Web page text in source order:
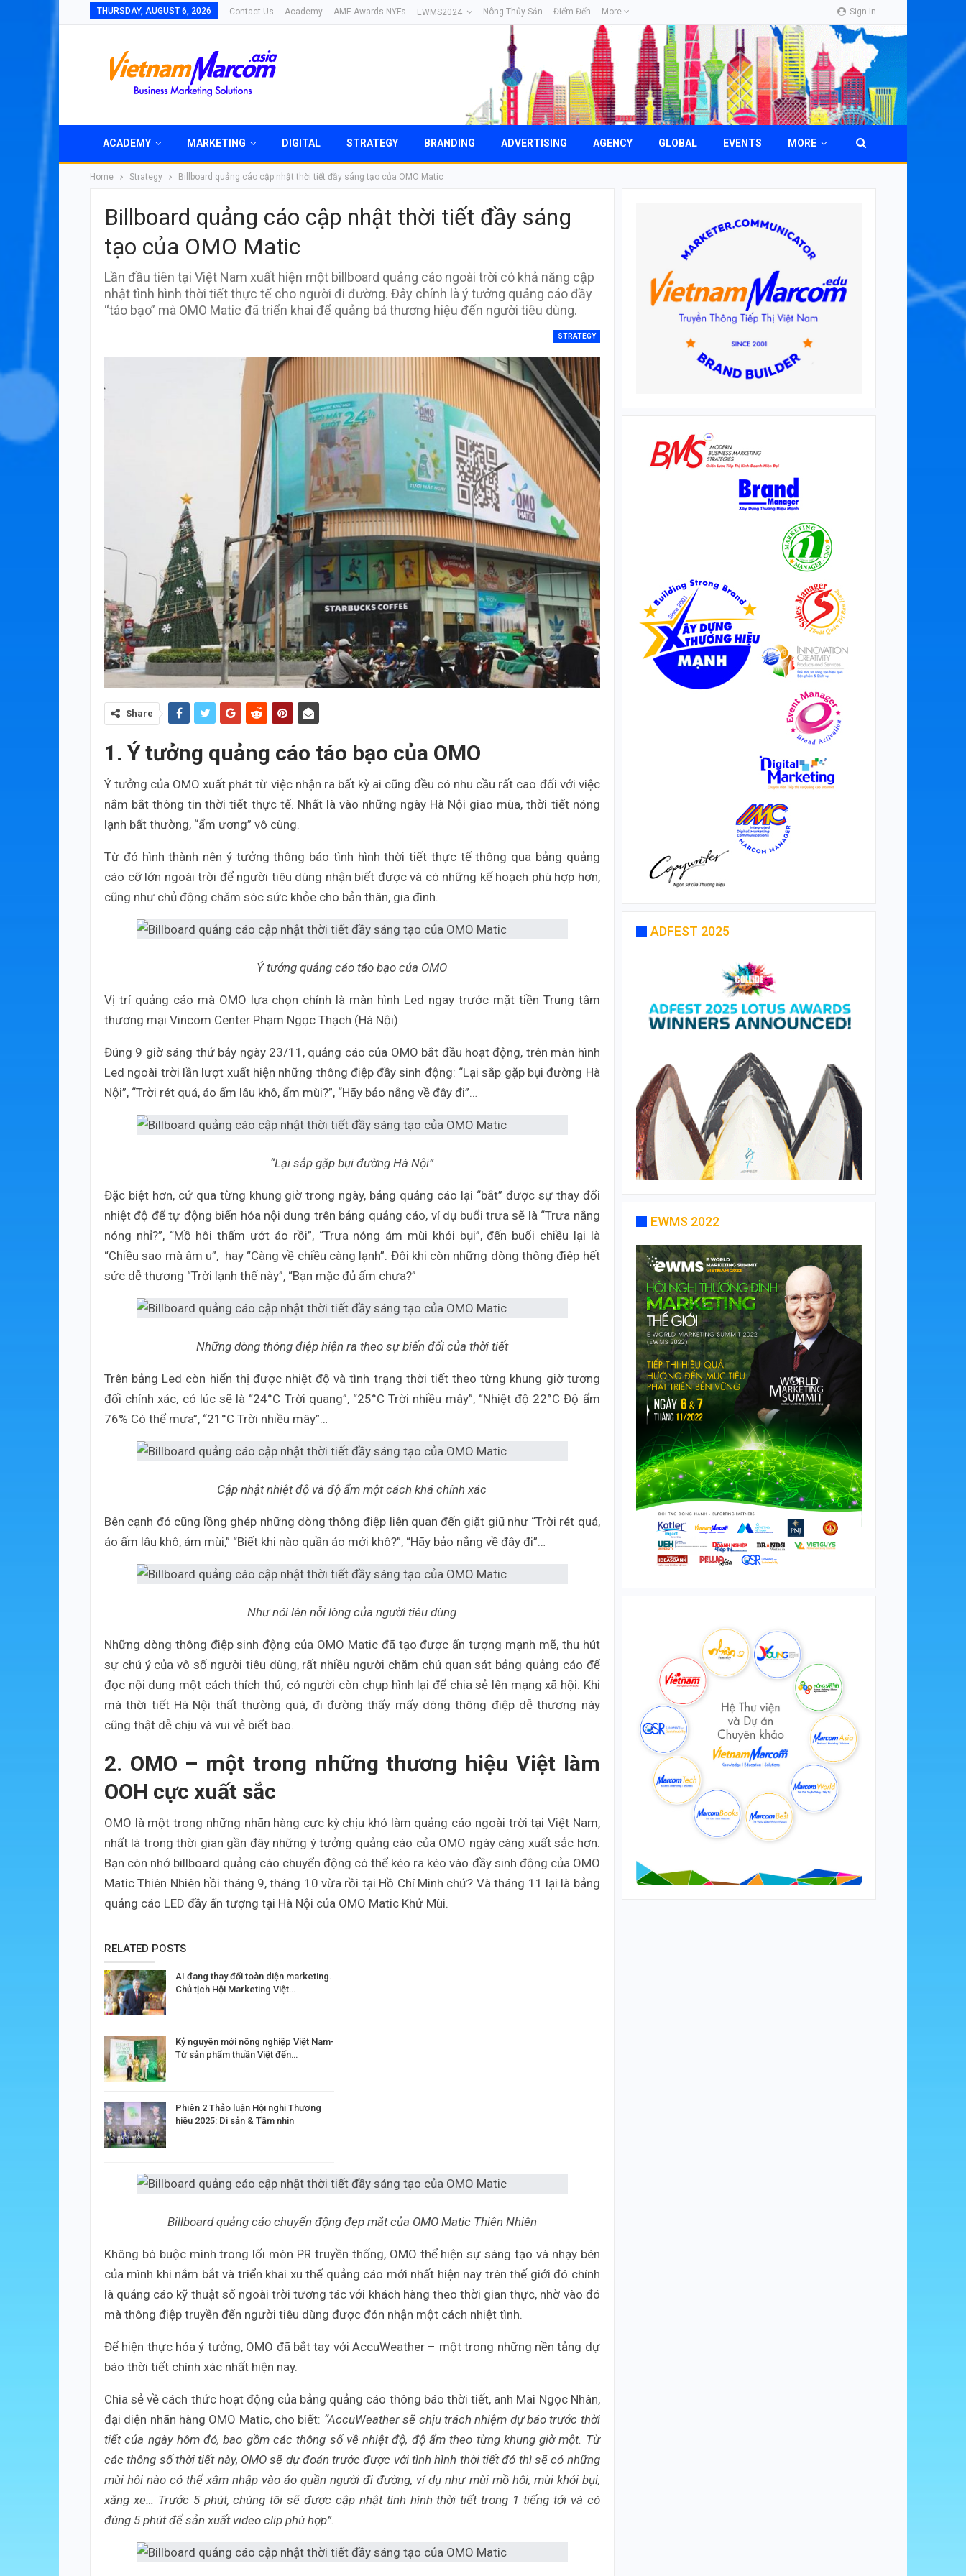
Sign In
THURSDAY, AUGUST 6, 2026 Contact Us Academy AME Awards NYFs EWMS2024 Nông Thủy Sản Điểm Đến More
ACADEMY MARKETING DIGITAL STRATEGY BRANDING ADVERTISING AGENCY GLOBAL EVENTS MORE
Home Strategy Billboard quảng cáo cập nhật thời tiết đầy sáng tạo của OMO Matic
Billboard quảng cáo cập nhật thời tiết đầy sáng
tạo của OMO Matic
Lần đầu tiên tại Việt Nam xuất hiện một billboard quảng cáo ngoài trời có khả năng cập
nhật tình hình thời tiết thực tế cho người đi đường. Đây chính là ý tưởng quảng cáo đầy
“táo bạo” mà OMO Matic đã triển khai để quảng bá thương hiệu đến người tiêu dùng.
STRATEGY
Share
1. Ý tưởng quảng cáo táo bạo của OMO
Ý tưởng của OMO xuất phát từ việc nhận ra bất kỳ ai cũng đều có nhu cầu rất cao đối với việc
nắm bắt thông tin thời tiết thực tế. Nhất là vào những ngày Hà Nội giao mùa, thời tiết nóng
lạnh bất thường, “ẩm ương” vô cùng.
Từ đó hình thành nên ý tưởng thông báo tình hình thời tiết thực tế thông qua bảng quảng
cáo cỡ lớn ngoài trời để người tiêu dùng nhận biết được và có những kế hoạch phù hợp hơn,
cũng như chủ động chăm sóc sức khỏe cho bản thân, gia đình.
Ý tưởng quảng cáo táo bạo của OMO
Vị trí quảng cáo mà OMO lựa chọn chính là màn hình Led ngay trước mặt tiền Trung tâm
thương mại Vincom Center Phạm Ngọc Thạch (Hà Nội)
Đúng 9 giờ sáng thứ bảy ngày 23/11, quảng cáo của OMO bắt đầu hoạt động, trên màn hình
Led ngoài trời lần lượt xuất hiện những thông điệp đầy sinh động: “Lại sắp gặp bụi đường Hà
Nội”, “Trời rét quá, áo ấm lâu khô, ẩm mùi?”, “Hãy bảo nắng về đây đi”…
“Lại sắp gặp bụi đường Hà Nội”
Đặc biệt hơn, cứ qua từng khung giờ trong ngày, bảng quảng cáo lại “bắt” được sự thay đổi
nhiệt độ để tự động biến hóa nội dung trên bảng quảng cáo, ví dụ buổi trưa sẽ là “Trưa nắng
nóng nhỉ?”, “Mồ hôi thấm ướt áo rồi”, “Trưa nóng ám mùi khói bụi”, đến buổi chiều lại là
“Chiều sao mà âm u”, hay “Càng về chiều càng lạnh”. Đôi khi còn những dòng thông điêp hết
sức dễ thương “Trời lạnh thế này”, “Bạn mặc đủ ấm chưa?”
Những dòng thông điệp hiện ra theo sự biến đổi của thời tiết
Trên bảng Led còn hiển thị được nhiệt độ và tình trạng thời tiết theo từng khung giờ tương
đối chính xác, có lúc sẽ là “24°C Trời quang”, “25°C Trời nhiều mây”, “Nhiệt độ 22°C Độ ẩm
76% Có thể mưa”, “21°C Trời nhiều mây”…
Cập nhật nhiệt độ và độ ẩm một cách khá chính xác
Bên cạnh đó cũng lồng ghép những dòng thông điệp liên quan đến giặt giũ như “Trời rét quá,
áo ấm lâu khô, ám mùi,” “Biết khi nào quần áo mới khô?”, “Hãy bảo nắng về đây đi”…
Như nói lên nỗi lòng của người tiêu dùng
Những dòng thông điệp sinh động của OMO Matic đã tạo được ấn tượng mạnh mẽ, thu hút
sự chú ý của vô số người tiêu dùng, rất nhiều người chăm chú quan sát bảng quảng cáo để
đọc nội dung một cách thích thú, có người còn chụp hình lại để chia sẻ lên mạng xã hội. Khi
mà thời tiết Hà Nội thất thường quá, đi đường thấy mấy dòng thông điệp dễ thương này
cũng thật dễ chịu và vui vẻ biết bao.
2. OMO – một trong những thương hiệu Việt làm
OOH cực xuất sắc
OMO là một trong những nhãn hàng cực kỳ chịu khó làm quảng cáo ngoài trời tại Việt Nam,
nhất là trong thời gian gần đây những ý tưởng quảng cáo của OMO ngày càng xuất sắc hơn.
Bạn còn nhớ billboard quảng cáo chuyển động có thể kéo ra kéo vào đầy sinh động của OMO
Matic Thiên Nhiên hồi tháng 9, tháng 10 vừa rồi tại Hồ Chí Minh chứ? Và tháng 11 lại là bảng
quảng cáo LED đầy ấn tượng tại Hà Nội của OMO Matic Khử Mùi.
RELATED POSTS
AI đang thay đổi toàn diện marketing.
Chủ tịch Hội Marketing Việt…
Kỷ nguyên mới nông nghiệp Việt Nam-
Từ sản phẩm thuần Việt đến…
Phiên 2 Thảo luận Hội nghị Thương
hiệu 2025: Di sản & Tầm nhìn
Billboard quảng cáo chuyển động đẹp mắt của OMO Matic Thiên Nhiên
Không bó buộc mình trong lối mòn PR truyền thống, OMO thể hiện sự sáng tạo và nhạy bén
của mình khi nắm bắt và triển khai xu thế quảng cáo mới nhất hiện nay trên thế giới đó chính
là quảng cáo kỹ thuật số ngoài trời tương tác với khách hàng theo thời gian thực, nhờ vào đó
mà thông điệp truyền đến người tiêu dùng được đón nhận một cách nhiệt tình.
Để hiện thực hóa ý tưởng, OMO đã bắt tay với AccuWeather – một trong những nền tảng dự
báo thời tiết chính xác nhất hiện nay.
Chia sẻ về cách thức hoạt động của bảng quảng cáo thông báo thời tiết, anh Mai Ngọc Nhân,
đại diện nhãn hàng OMO Matic, cho biết: “AccuWeather sẽ chịu trách nhiệm dự báo trước thời
tiết của ngày hôm đó, bao gồm các thông số về nhiệt độ, độ ẩm theo từng khung giờ một. Từ
các thông số thời tiết này, OMO sẽ dự đoán trước được với tình hình thời tiết đó thì sẽ có những
mùi hôi nào có thể xâm nhập vào áo quần người đi đường, ví dụ như mùi mồ hôi, mùi khói bụi,
xăng xe… Trước 5 phút, chúng tôi sẽ được cập nhật tình hình thời tiết trong 1 tiếng tới và có
đúng 5 phút để sản xuất video clip phù hợp”.
ADFEST 2025
EWMS 2022